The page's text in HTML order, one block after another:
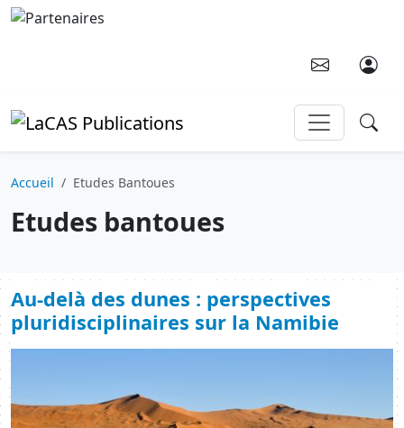
Aller au contenu principal
Accueil Etudes Bantoues
Etudes bantoues
Au-delà des dunes : perspectives
pluridisciplinaires sur la Namibie